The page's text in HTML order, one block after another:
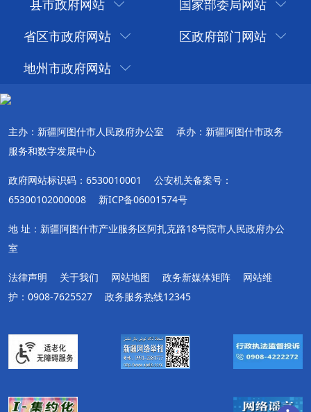
县市政府网站
国家部委局网站
省区市政府网站
区政府部门网站
地州市政府网站
主办：新疆阿图什市人民政府办公室
承办：新疆阿图什市政务
服务和数字发展中心
政府网站标识码：6530010001
公安机关备案号：
65300102000008
新ICP备06001574号
地 址：新疆阿图什市产业服务区阿扎克路18号院市人民政府办公
室
法律声明 关于我们 网站地图 政务新媒体矩阵
网站维
护：0908-7625527
政务服务热线12345